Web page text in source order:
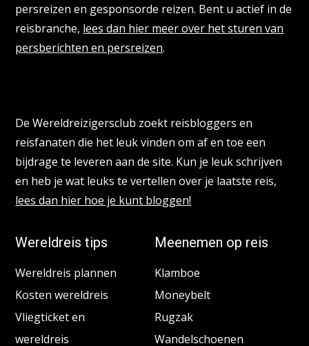
persreizen en gesponsorde reizen. Bent u actief in de
reisbranche, lees dan hier meer over het sturen van
persberichten en persreizen.
De Wereldreizigersclub zoekt reisbloggers en
reisfanaten die het leuk vinden om af en toe een
bijdrage te leveren aan de site. Kun je leuk schrijven
en heb je wat leuks te vertellen over je laatste reis,
lees dan hier hoe je kunt bloggen!
Wereldreis tips
Wereldreis plannen
Kosten wereldreis
Vliegticket en
wereldreis
Meenemen op reis
Klamboe
Moneybelt
Rugzak
Wandelschoenen